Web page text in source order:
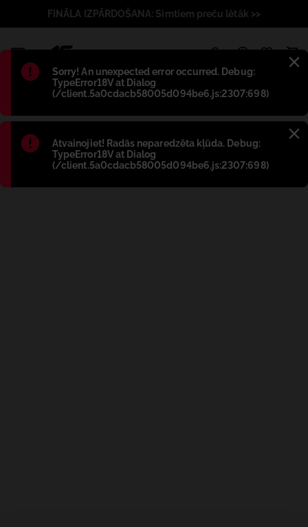
Błąd:
Sorry! An unexpected error occurred. Debug:
TypeError18V at Dialog
(/client.5a0cdacb58005d094be6.js:2307:698)
Błąd:
Atvainojiet! Radās neparedzēta kļūda. Debug:
TypeError18V at Dialog
(/client.5a0cdacb58005d094be6.js:2307:698)
FINĀLA IZPĀRDOŠANA: Simtiem preču lētāk >>